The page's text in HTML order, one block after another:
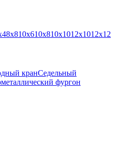
8х810х610х810х1012х1012х12
кранСедельный
фургон